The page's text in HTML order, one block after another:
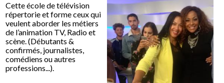
Cette école de télévision
répertorie et forme ceux qui
veulent aborder les métiers
de l’animation TV, Radio et
scène. (Débutants &
confirmés, journalistes,
comédiens ou autres
professions...).